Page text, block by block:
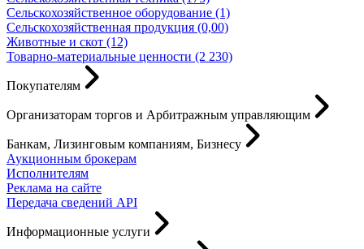
Сельскохозяйственное оборудование (1)
Сельскохозяйственная продукция (0,00)
Животные и скот (12)
Товарно-материальные ценности (2 230)
Покупателям
Организаторам торгов и Арбитражным управляющим
Банкам, Лизинговым компаниям, Бизнесу
Аукционным брокерам
Исполнителям
Реклама на сайте
Передача сведений API
Информационные услуги